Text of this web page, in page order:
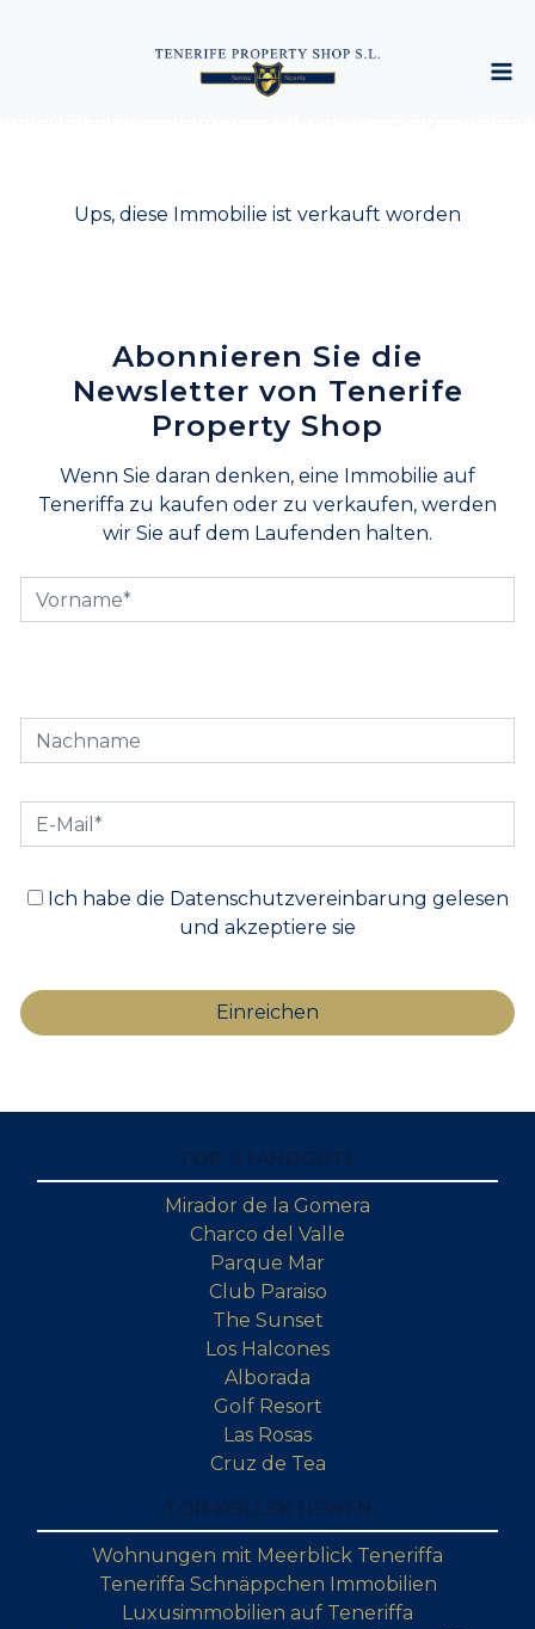
Ups, diese Immobilie ist verkauft worden
Abonnieren Sie die
Newsletter von Tenerife
Property Shop
Wenn Sie daran denken, eine Immobilie auf
Teneriffa zu kaufen oder zu verkaufen, werden
wir Sie auf dem Laufenden halten.
Ich habe die Datenschutzvereinbarung gelesen
und akzeptiere sie
Mirador de la Gomera
Charco del Valle
Parque Mar
Club Paraiso
The Sunset
Los Halcones
Alborada
Golf Resort
Las Rosas
Cruz de Tea
Wohnungen mit Meerblick Teneriffa
Teneriffa Schnäppchen Immobilien
Luxusimmobilien auf Teneriffa